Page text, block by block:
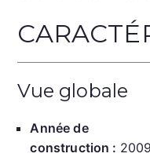
Vue globale
Année de
construction : 2009